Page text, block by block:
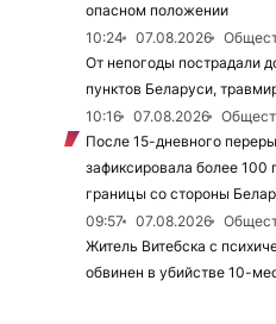
опасном положении
10:24
07.08.2026
От непогоды пострадали
пунктов Беларуси,
10:16
07.08.2026
После 15-дневного
зафиксировала более 100
границы со стороны
09:57
07.08.2026
Житель Витебска с
обвинен в убийстве 10-